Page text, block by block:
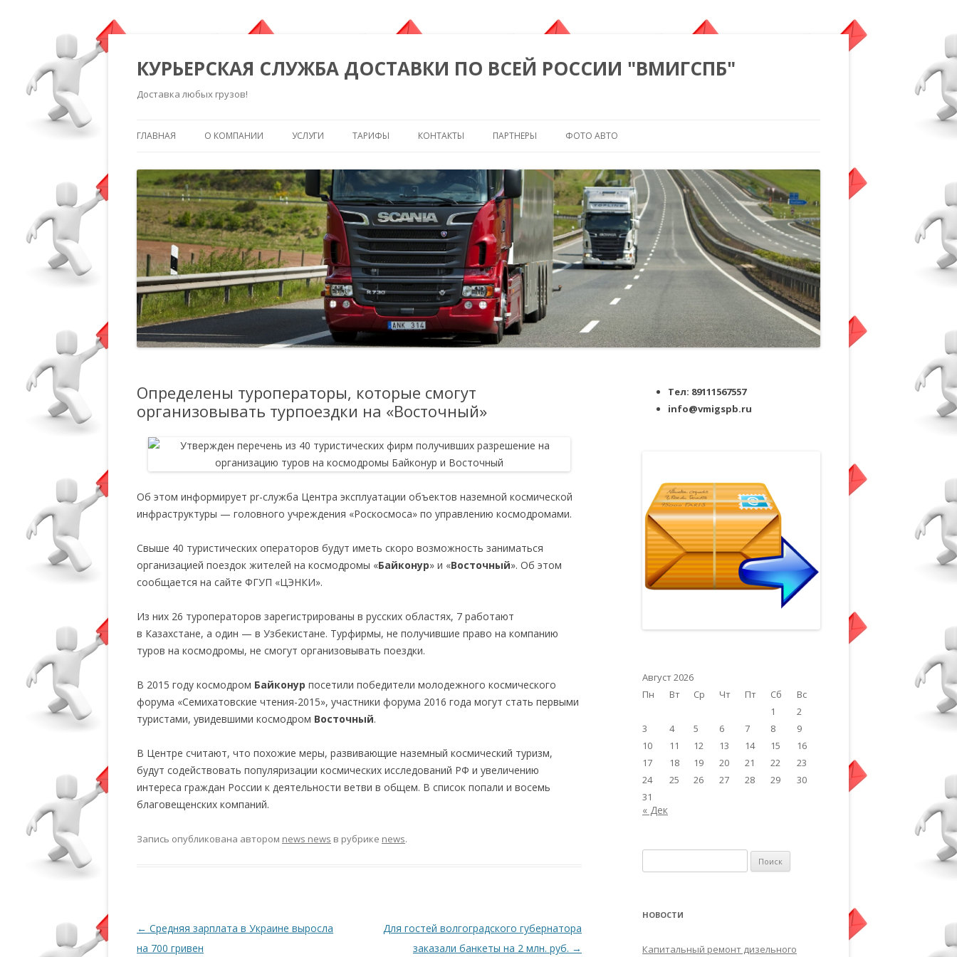
КУРЬЕРСКАЯ СЛУЖБА ДОСТАВКИ ПО ВСЕЙ РОССИИ "ВМИГСПБ"
Доставка любых грузов!
ГЛАВНАЯ О КОМПАНИИ УСЛУГИ ТАРИФЫ КОНТАКТЫ ПАРТНЕРЫ ФОТО АВТО
Определены туроператоры, которые смогут
организовывать турпоездки на «Восточный»
Об этом информирует pr-служба Центра эксплуатации объектов наземной космической
инфраструктуры — головного учреждения «Роскосмоса» по управлению космодромами.
Свыше 40 туристических операторов будут иметь скоро возможность заниматься
организацией поездок жителей на космодромы «Байконур» и «Восточный». Об этом
сообщается на сайте ФГУП «ЦЭНКИ».
Из них 26 туроператоров зарегистрированы в русских областях, 7 работают
в Казахстане, а один — в Узбекистане. Турфирмы, не получившие право на компанию
туров на космодромы, не смогут организовывать поездки.
В 2015 году космодром Байконур посетили победители молодежного космического
форума «Семихатовские чтения-2015», участники форума 2016 года могут стать первыми
туристами, увидевшими космодром Восточный.
В Центре считают, что похожие меры, развивающие наземный космический туризм,
будут содействовать популяризации космических исследований РФ и увеличению
интереса граждан России к деятельности ветви в общем. В список попали и восемь
благовещенских компаний.
Запись опубликована автором news news в рубрике news.
Навигация по записям
← Средняя зарплата в Украине выросла
на 700 гривен
Для гостей волгоградского губернатора
заказали банкеты на 2 млн. руб. →
Тел: 89111567557
info@vmigspb.ru
Август 2026
Пн
Вт Ср Чт Пт Сб
Вс
1
2
3
4 5 6 7 8
9
10
11 12 13 14 15
16
17
18 19 20 21 22
23
24
25 26 27 28 29
30
31
« Дек
НОВОСТИ
Капитальный ремонт дизельного